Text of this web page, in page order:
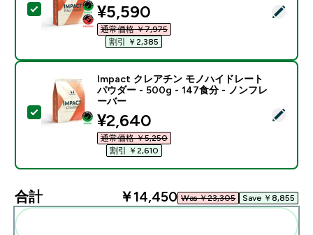
この商品を選択 - Impact ホエイ プロテイン - 1KG -
discounted price
¥5,590‎
通常価格 ￥7,975‎
割引 ￥2,385‎
この商品を選択 - Impact クレアチン モノハイドレ
Impact クレアチン モノハイドレート
パウダー - 500g - 147食分 - ノンフレ
ーバー
discounted price
¥2,640‎
通常価格 ￥5,250‎
割引 ￥2,610‎
合計 ￥14,450‎ Was ￥23,305‎ Save ￥8,855‎